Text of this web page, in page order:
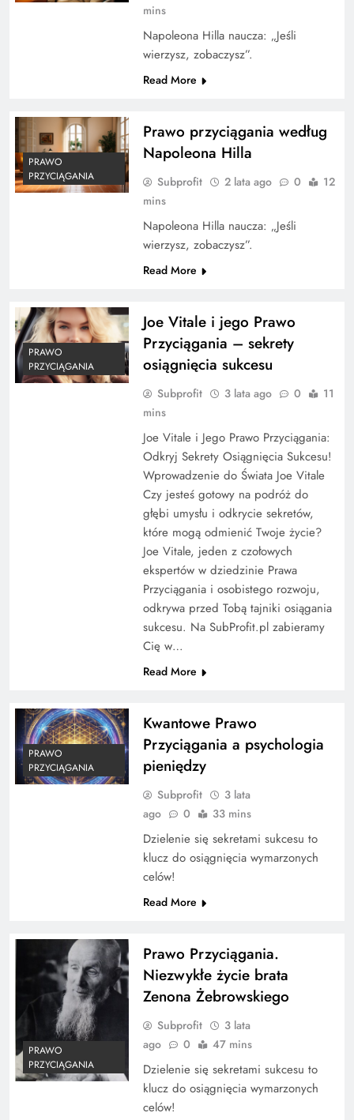
mins
Napoleona Hilla naucza: „Jeśli
wierzysz, zobaczysz”.
Read More
PRAWO
PRZYCIĄGANIA
Prawo przyciągania według
Napoleona Hilla
Subprofit 2 lata ago 0
12
mins
Napoleona Hilla naucza: „Jeśli
wierzysz, zobaczysz”.
Read More
PRAWO
PRZYCIĄGANIA
Joe Vitale i jego Prawo
Przyciągania – sekrety
osiągnięcia sukcesu
Subprofit 3 lata ago 0
11
mins
Joe Vitale i Jego Prawo Przyciągania:
Odkryj Sekrety Osiągnięcia Sukcesu!
Wprowadzenie do Świata Joe Vitale
Czy jesteś gotowy na podróż do
głębi umysłu i odkrycie sekretów,
które mogą odmienić Twoje życie?
Joe Vitale, jeden z czołowych
ekspertów w dziedzinie Prawa
Przyciągania i osobistego rozwoju,
odkrywa przed Tobą tajniki osiągania
sukcesu. Na SubProfit.pl zabieramy
Cię w…
Read More
PRAWO
PRZYCIĄGANIA
Kwantowe Prawo
Przyciągania a psychologia
pieniędzy
Subprofit
3 lata
ago
0 33 mins
Dzielenie się sekretami sukcesu to
klucz do osiągnięcia wymarzonych
celów!
Read More
PRAWO
PRZYCIĄGANIA
Prawo Przyciągania.
Niezwykłe życie brata
Zenona Żebrowskiego
Subprofit
3 lata
ago
0 47 mins
Dzielenie się sekretami sukcesu to
klucz do osiągnięcia wymarzonych
celów!